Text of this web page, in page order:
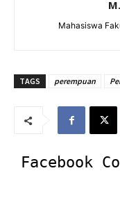
Mahasiswa
TAGS perempuan
Facebook